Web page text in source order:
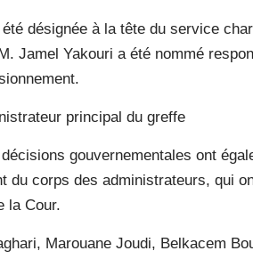
désignée à la tête du service
Jamel Yakouri a été nommé
principal du greffe
gouvernementales ont
du corps des administrateurs, qui
la Cour.
Marouane Joudi, Belkacem